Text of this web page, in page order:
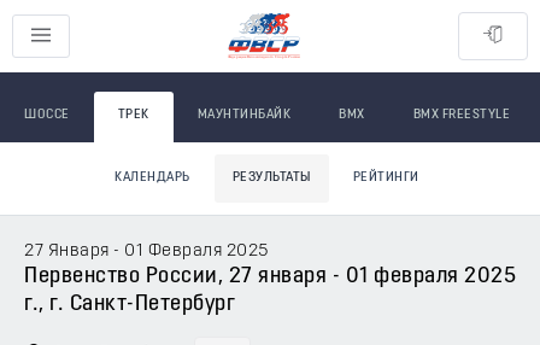
ШОССЕ ТРЕК МАУНТИНБАЙК BMX BMX FREESTYLE
КАЛЕНДАРЬ РЕЗУЛЬТАТЫ РЕЙТИНГИ
27 Января - 01 Февраля 2025
Первенство России, 27 января - 01 февраля 2025
г., г. Санкт-Петербург